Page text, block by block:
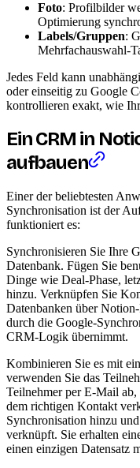
Foto: Profilbilder
Optimierung
Labels/Gruppen:
Mehrfachauswahl-
Jedes Feld kann
oder einseitig zu Google
kontrollieren exakt, wie
Ein CRM in
aufbauen
Einer der beliebtesten
Synchronisation ist der
funktioniert es:
Synchronisieren Sie Ihre
Datenbank. Fügen Sie
Dinge wie Deal-Phase,
hinzu. Verknüpfen Sie
Datenbanken über
durch die Google-
CRM-Logik übernimmt.
Kombinieren Sie es mit
verwenden Sie das
Teilnehmer per E-Mail ab,
dem richtigen Kontakt
Synchronisation hinzu
verknüpft. Sie erhalten
einen einzigen Datensatz